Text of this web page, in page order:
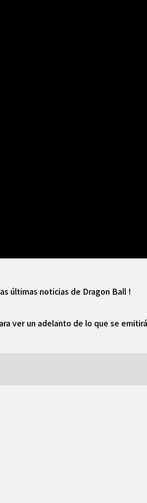
últimas noticias de Dragon Ball !
ver un adelanto de lo que se